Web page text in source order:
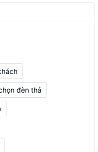
đèn thả